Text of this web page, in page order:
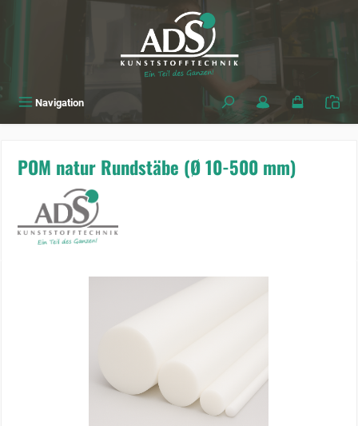
Navigation
POM natur Rundstäbe (Ø 10-500 mm)